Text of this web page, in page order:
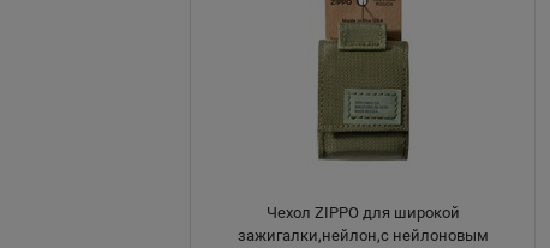
Чехол ZIPPO для широкой
зажигалки,нейлон,с нейлоновым